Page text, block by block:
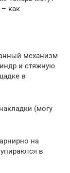
как
механизм
и стяжную
в
(могу
на
в